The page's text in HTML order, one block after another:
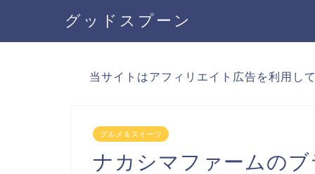
グッドスプーン
当サイトはアフィリエイト広告を利用し
グルメ＆スイーツ
ナカシマファームの